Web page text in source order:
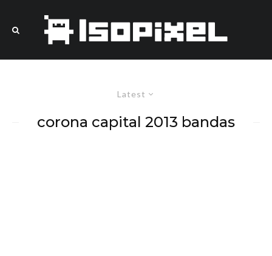
Latest
corona capital 2013 bandas